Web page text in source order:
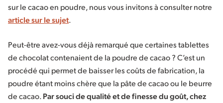
sur le cacao en poudre, nous vous invitons à consulter notre
article sur le sujet.
Peut-être avez-vous déjà remarqué que certaines tablettes
de chocolat contenaient de la poudre de cacao ? C’est un
procédé qui permet de baisser les coûts de fabrication, la
poudre étant moins chère que la pâte de cacao ou le beurre
de cacao.Par souci de qualité et de finesse du goût, chez